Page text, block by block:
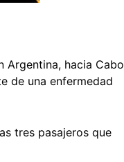
Argentina, hacia Cabo
de una enfermedad
tres pasajeros que